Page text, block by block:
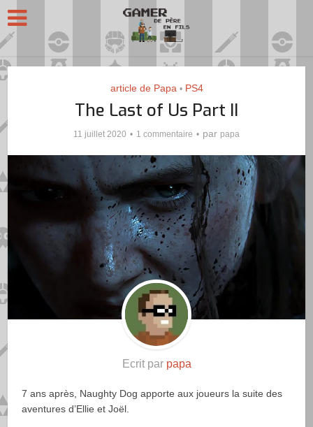
article de Papa • PS4
The Last of Us Part II
11 juillet 2020 1 commentaire par papa
Ecrit par papa
7 ans après, Naughty Dog apporte aux joueurs la suite des
aventures d’Ellie et Joël.